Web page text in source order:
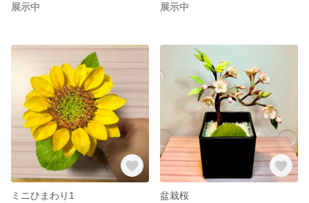
展示中
展示中
ミニひまわり1
盆栽桜